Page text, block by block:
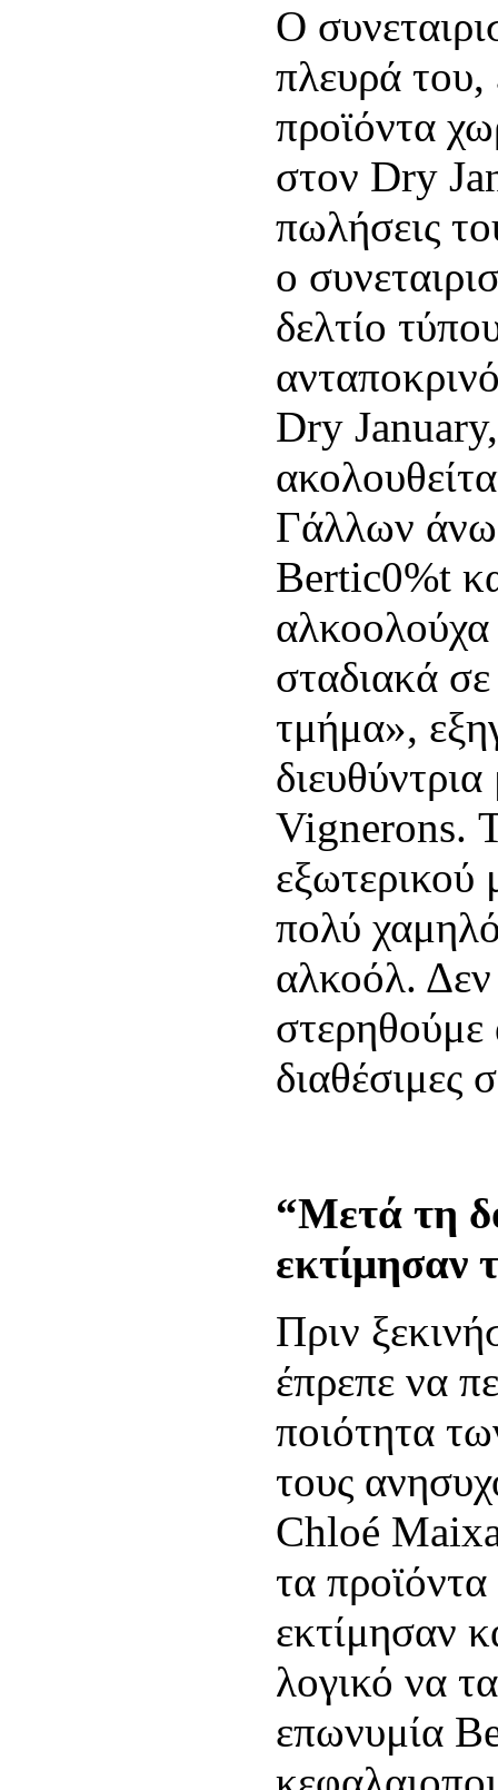
Ο
πλευρά του,
προϊόντα
στον Dry
πωλήσεις
ο
δελτίο
Dry
Γάλλων
Bertic0%t
σταδιακά
τμήμα»,
Vignerons.
εξωτερικού
πολύ
αλκοόλ.
στερηθούμε
διαθέσιμες
“Μετά τη
εκτίμησαν
Πριν
έπρεπε να
ποιότητα
τους
Chloé
τα
εκτίμησαν
λογικό να
επωνυμία